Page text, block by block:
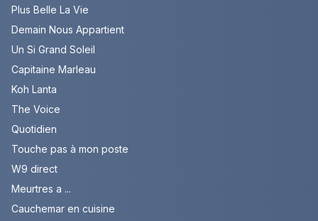
Plus Belle La Vie
Demain Nous Appartient
Un Si Grand Soleil
Capitaine Marleau
Koh Lanta
The Voice
Quotidien
Touche pas à mon poste
W9 direct
Meurtres a ...
Cauchemar en cuisine